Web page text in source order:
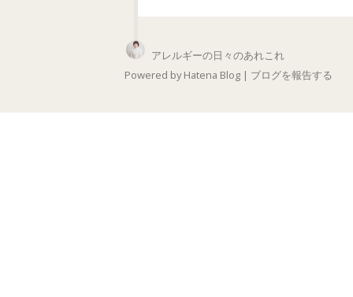
アレルギーの日々のあれこれ
Powered byHatena Blog | ブログを報告する